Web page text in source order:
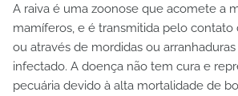
A raiva é uma zoonose que acomete a
mamíferos, e é transmitida pelo contato
ou através de mordidas ou
infectado. A doença não tem cura e
pecuária devido à alta mortalidade de